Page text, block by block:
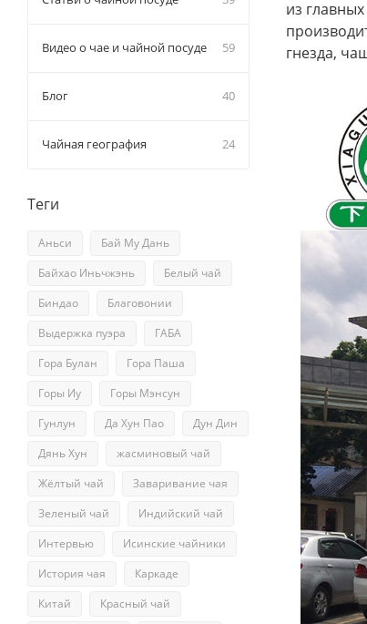
из
гнезда,
Видео о чае и чайной посуде 59
Блог 40
Чайная география 24
Теги
Аньси
Бай Му Дань
Байхао Иньчжэнь
Белый чай
Биндао
Благовонии
Выдержка пуэра
ГАБА
Гора Булан
Гора Паша
Горы Иу
Горы Мэнсун
Гунлун
Да Хун Пао
Дун Дин
Дянь Хун
жасминовый чай
Жёлтый чай
Заваривание чая
Зеленый чай
Индийский чай
Интервью
Исинские чайники
История чая
Каркаде
Китай
Красный чай